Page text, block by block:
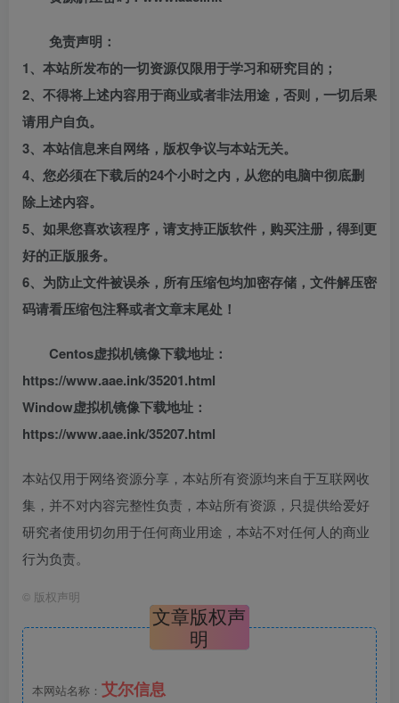
免责声明：
1、本站所发布的一切资源仅限用于学习和研究目的；
2、不得将上述内容用于商业或者非法用途，否则，一切后果
请用户自负。
3、本站信息来自网络，版权争议与本站无关。
4、您必须在下载后的24个小时之内，从您的电脑中彻底删
除上述内容。
5、如果您喜欢该程序，请支持正版软件，购买注册，得到更
好的正版服务。
6、为防止文件被误杀，所有压缩包均加密存储，文件解压密
码请看压缩包注释或者文章末尾处！
Centos虚拟机镜像下载地址：
https://www.aae.ink/35201.html
Window虚拟机镜像下载地址：
https://www.aae.ink/35207.html
本站仅用于网络资源分享，本站所有资源均来自于互联网收
集，并不对内容完整性负责，本站所有资源，只提供给爱好
研究者使用切勿用于任何商业用途，本站不对任何人的商业
行为负责。
© 版权声明
文章版权声
明
本网站名称： 艾尔信息